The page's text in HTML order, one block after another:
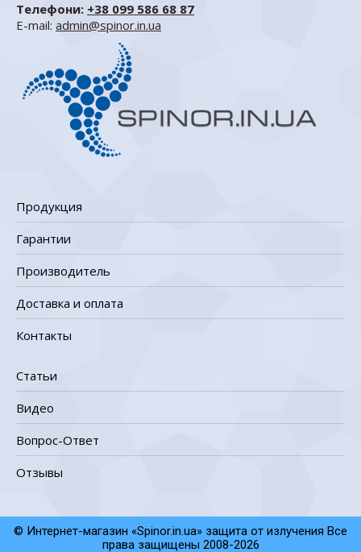
Телефони: +38 099 586 68 87
E-mail: admin@spinor.in.ua
Продукция
Гарантии
Производитель
Доставка и оплата
Контакты
Статьи
Видео
Вопрос-Ответ
Отзывы
© Интернет-магазин «Spinor.in.ua» защита от излучения Все
права защищены 2008-2026